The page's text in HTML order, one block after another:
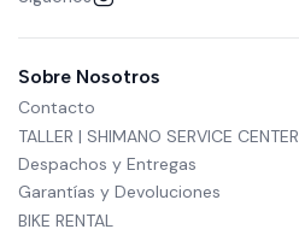
Sobre Nosotros
Contacto
TALLER | SHIMANO SERVICE CENTER
Despachos y Entregas
Garantías y Devoluciones
BIKE RENTAL